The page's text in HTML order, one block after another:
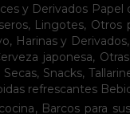
y Derivados Papel
, Lingotes, Otros
, Harinas y Derivados,
japonesa,
Secas, Snacks,
refrescantes
, Barcos para